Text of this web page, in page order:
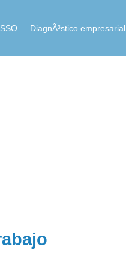
DiagnÃ³stico empresarial